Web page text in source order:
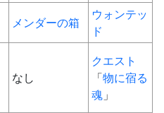
メンダーの箱
ウォンテッ
ド
なし
クエスト
「物に宿る
魂 」